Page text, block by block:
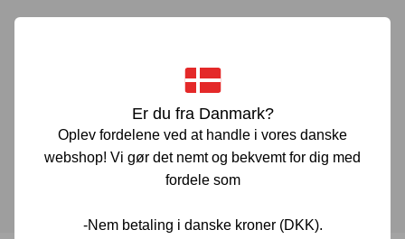
Er du fra Danmark?
Oplev fordelene ved at handle i vores danske
webshop! Vi gør det nemt og bekvemt for dig med
fordele som
-Nem betaling i danske kroner (DKK).
gennem linket herunder og vi vender tilbage til dig hurtigst
muligt.
KONTAKT OS